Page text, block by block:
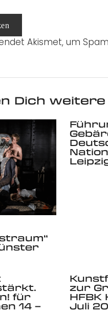
Akismet, um
Dich
für
14 –
zur
HFBK
Juli